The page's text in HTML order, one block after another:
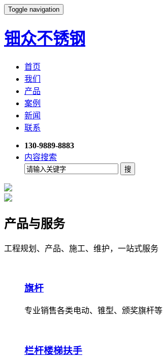
Toggle navigation
钿众不锈钢
首页
我们
产品
案例
新闻
联系
130-9889-8883
内容搜索
产品与服务
工程规划、产品、施工、维护，一站式服务
旗杆
专业销售各类电动、锥型、颁奖旗杆等
栏杆楼梯扶手